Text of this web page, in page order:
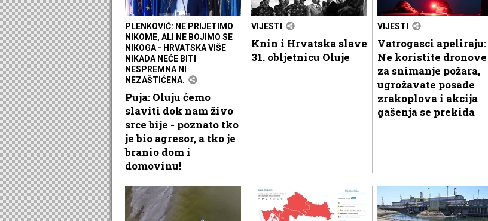
PLENKOVIĆ: NE PRIJETIMO
NIKOME, ALI NE BOJIMO SE
NIKOGA - HRVATSKA VIŠE
NIKADA NEĆE BITI
NESPREMNA NI
NEZAŠTIĆENA.
Puja: Oluju ćemo
slaviti dok nam živo
srce bije - poznato tko
je bio agresor, a tko je
branio dom i
domovinu!
VIJESTI
Knin i Hrvatska slave
31. obljetnicu Oluje
VIJESTI
Vatrogasci apeliraju:
Ne koristite dronove
za snimanje požara,
ugrožavate posade
zrakoplova i akcija
gašenja se prekida